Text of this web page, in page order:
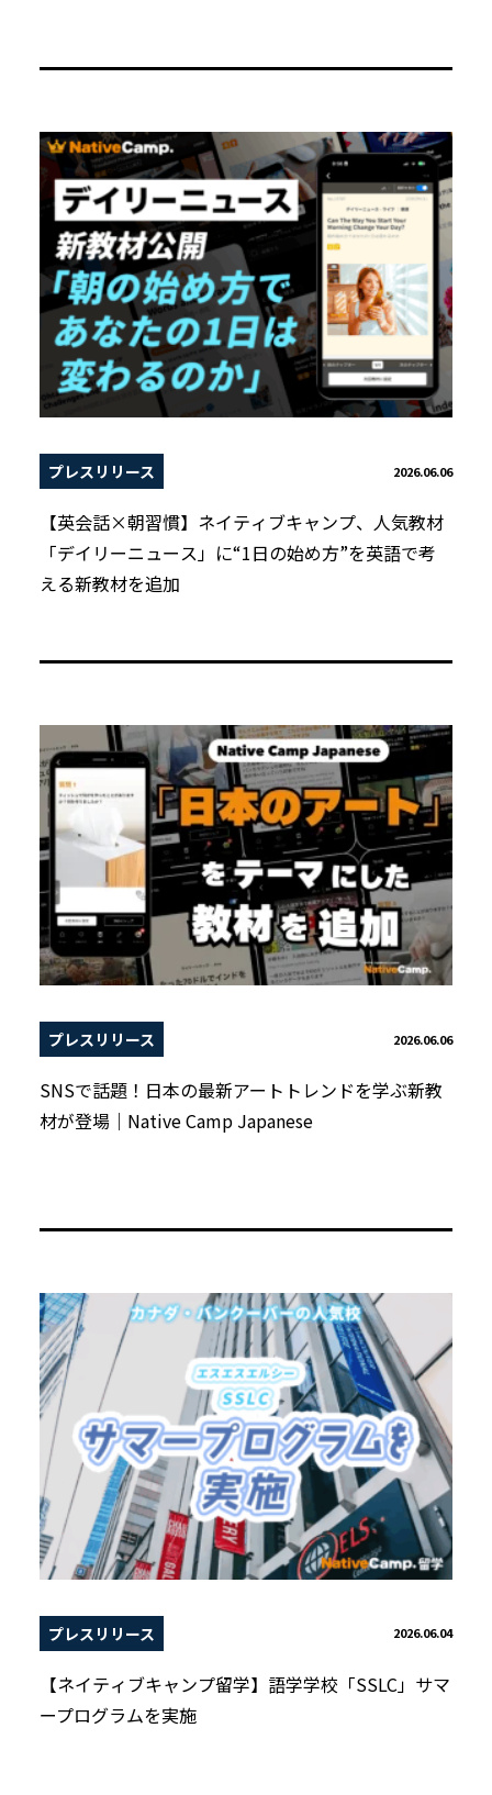
プレスリリース 2026.06.06
【英会話×朝習慣】ネイティブキャンプ、人気教材
「デイリーニュース」に“1日の始め方”を英語で考
える新教材を追加
プレスリリース 2026.06.06
SNSで話題！日本の最新アートトレンドを学ぶ新教
材が登場｜Native Camp Japanese
プレスリリース 2026.06.04
【ネイティブキャンプ留学】語学学校「SSLC」サマ
ープログラムを実施